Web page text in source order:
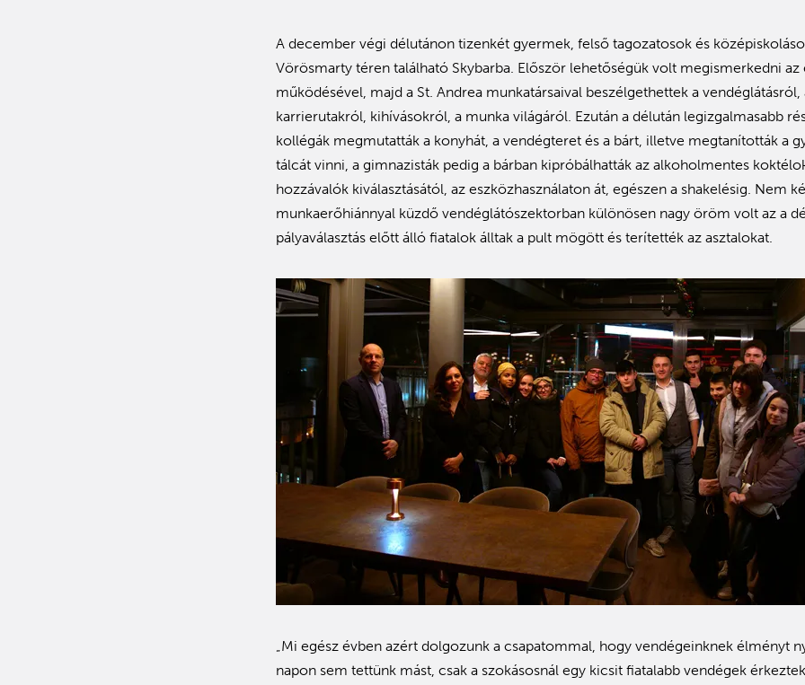
A december végi délutánon tizenkét gyermek, felső tagozatosok és
Vörösmarty téren található Skybarba. Először lehetőségük volt megismerkedni az
működésével, majd a St. Andrea munkatársaival beszélgethettek a vendéglátásról,
karrierutakról, kihívásokról, a munka világáról. Ezután a délután legizgalmasabb
kollégák megmutatták a konyhát, a vendégteret és a bárt, illetve megtanították a
tálcát vinni, a gimnazisták pedig a bárban kipróbálhatták az alkoholmentes
hozzávalók kiválasztásától, az eszközhasználaton át, egészen a shakelésig. Nem
munkaerőhiánnyal küzdő vendéglátószektorban különösen nagy öröm volt az a
pályaválasztás előtt álló fiatalok álltak a pult mögött és terítették az asztalokat.
„Mi egész évben azért dolgozunk a csapatommal, hogy vendégeinknek élményt
napon sem tettünk mást, csak a szokásosnál egy kicsit fiatalabb vendégek